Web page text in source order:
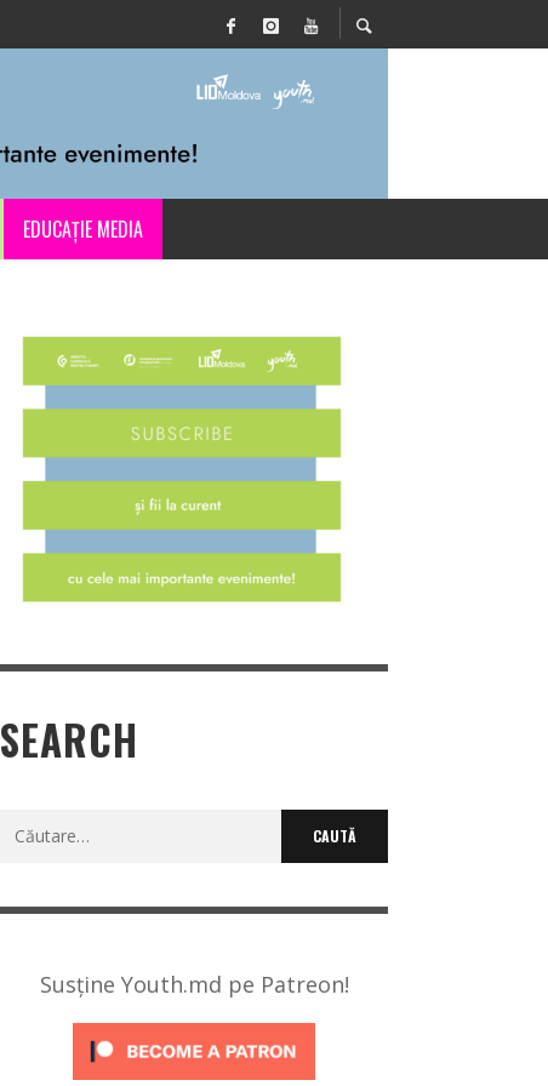
EDUCAȚIE MEDIA
SEARCH
Caută
Susține Youth.md pe Patreon!